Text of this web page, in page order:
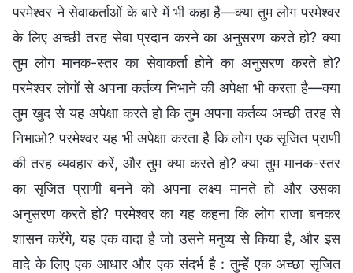
परमेश्वर ने सेवाकर्ताओं के बारे में भी कहा है—क्या तुम लोग परमेश्वर
के लिए अच्छी तरह सेवा प्रदान करने का अनुसरण करते हो? क्या
तुम लोग मानक-स्तर का सेवाकर्ता होने का अनुसरण करते हो?
परमेश्वर लोगों से अपना कर्तव्य निभाने की अपेक्षा भी करता है—क्या
तुम खुद से यह अपेक्षा करते हो कि तुम अपना कर्तव्य अच्छी तरह से
निभाओ? परमेश्वर यह भी अपेक्षा करता है कि लोग एक सृजित प्राणी
की तरह व्यवहार करें, और तुम क्या करते हो? क्या तुम मानक-स्तर
का सृजित प्राणी बनने को अपना लक्ष्य मानते हो और उसका
अनुसरण करते हो? परमेश्वर का यह कहना कि लोग राजा बनकर
शासन करेंगे, यह एक वादा है जो उसने मनुष्य से किया है, और इस
वादे के लिए एक आधार और एक संदर्भ है : तुम्हें एक अच्छा सृजित